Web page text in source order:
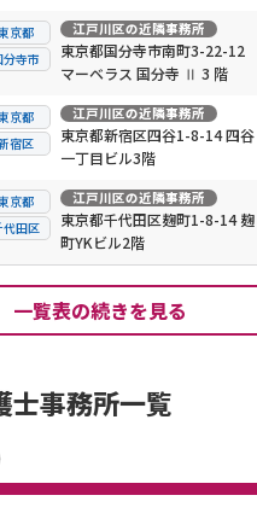
京都
分寺市
江戸川区の近隣事務所
東京都国分寺市南町3-22-12
マーベラス 国分寺 Ⅱ 3 階
京都
宿区
江戸川区の近隣事務所
東京都新宿区四谷1-8-14 四谷
一丁目ビル3階
京都
代田区
江戸川区の近隣事務所
東京都千代田区麹町1-8-14 麹
町YKビル2階
一覧表の続きを見る
士事務所一覧